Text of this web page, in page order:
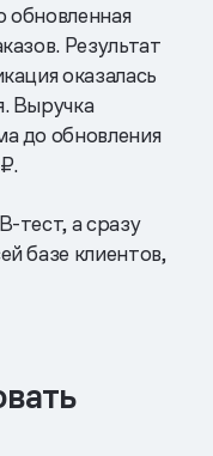
обновленная
Результат
оказалась
Выручка
до обновления
тест, а сразу
базе клиентов,